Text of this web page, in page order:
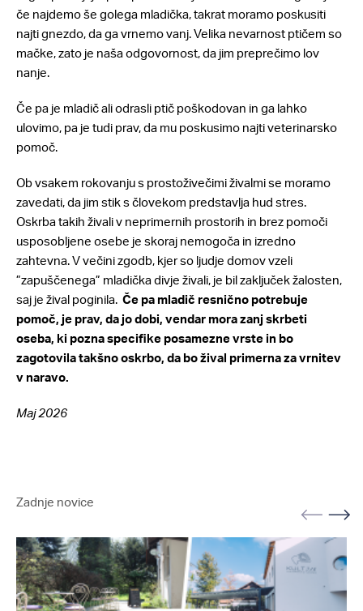
če najdemo še golega mladička, takrat moramo poskusiti
najti gnezdo, da ga vrnemo vanj. Velika nevarnost ptičem so
mačke, zato je naša odgovornost, da jim preprečimo lov
nanje.
Če pa je mladič ali odrasli ptič poškodovan in ga lahko
ulovimo, pa je tudi prav, da mu poskusimo najti veterinarsko
pomoč.
Ob vsakem rokovanju s prostoživečimi živalmi se moramo
zavedati, da jim stik s človekom predstavlja hud stres.
Oskrba takih živali v neprimernih prostorih in brez pomoči
usposobljene osebe je skoraj nemogoča in izredno
zahtevna. V večini zgodb, kjer so ljudje domov vzeli
”zapuščenega” mladička divje živali, je bil zaključek žalosten,
saj je žival poginila. Če pa mladič resnično potrebuje
pomoč, je prav, da jo dobi, vendar mora zanj skrbeti
oseba, ki pozna specifike posamezne vrste in bo
zagotovila takšno oskrbo, da bo žival primerna za vrnitev
v naravo.
Maj 2026
Zadnje novice